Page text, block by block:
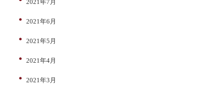
2021年7月
2021年6月
2021年5月
2021年4月
2021年3月